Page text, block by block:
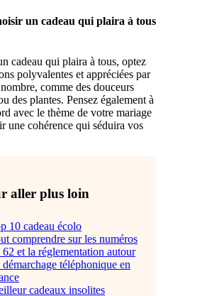
un cadeau qui plaira à tous
cadeau qui plaira à tous, optez
polyvalentes et appréciées par
comme des douceurs
des plantes. Pensez également à
avec le thème de votre mariage
une cohérence qui séduira vos
aller plus loin
10 cadeau écolo
comprendre sur les numéros
62 et la réglementation autour
démarchage téléphonique en
cadeaux insolites